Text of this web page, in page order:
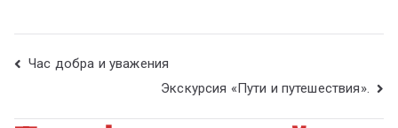
Час добра и уважения
Экскурсия «Пути и путешествия».